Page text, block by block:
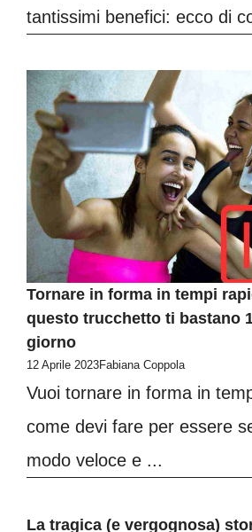
tantissimi benefici: ecco di
Tornare in forma in tempi
questo trucchetto ti bastano
giorno
12 Aprile 2023Fabiana Coppola
Vuoi tornare in forma in
come devi fare per essere
modo veloce e ...
La tragica (e vergognosa)